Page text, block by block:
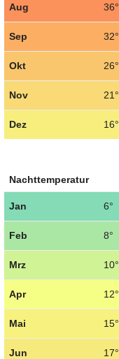
Aug 36°
Sep 32°
Okt 26°
Nov 21°
Dez 16°
Nachttemperatur
Jan 6°
Feb 8°
Mrz 10°
Apr 12°
Mai 15°
Jun 17°